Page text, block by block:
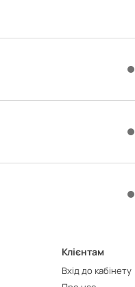
Клієнтам
Вхід до кабінету